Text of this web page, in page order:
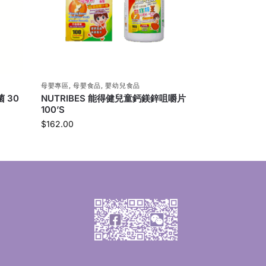
30
母嬰專區 ,母嬰食品 ,嬰幼兒食品
NUTRIBES 能得健兒童鈣鎂鋅咀嚼片
100’S
$162.00